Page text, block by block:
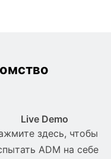
Live Demo
здесь, чтобы
ADM на себе